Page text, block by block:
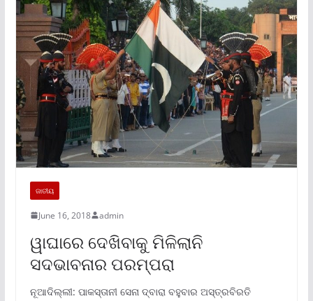
ଜାତୀୟ
June 16, 2018 admin
ୱାଘାରେ ଦେଖିବାକୁ ମିଳିଲାନି
ସଦଭାବନାର ପରମ୍ପରା
ନୂଆଦିଲ୍ଲୀ: ପାକସ୍ତାନୀ ସେନା ଦ୍ବାରା ବହୁବାର ଅସ୍ତ୍ରବିରତି